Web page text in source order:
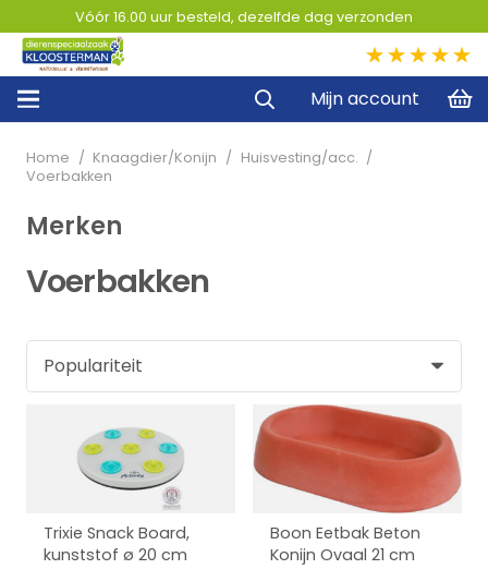
Vóór 16.00 uur besteld, dezelfde dag verzonden
Mijn account
Home / Knaagdier/Konijn / Huisvesting/acc. /
Voerbakken
Voerbakken
Trixie Snack Board,
kunststof ø 20 cm
Boon Eetbak Beton
Konijn Ovaal 21 cm
Merken